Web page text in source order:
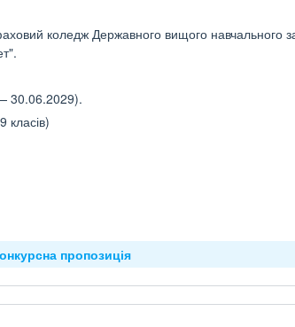
коледж Державного вищого навчального
30.06.2029).
класів)
пропозиція